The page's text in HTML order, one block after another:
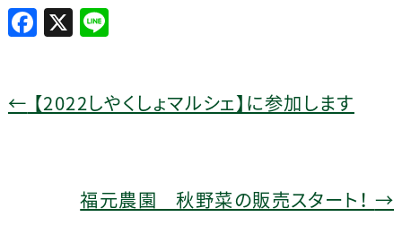
F
a
e
X Li
← 【2022しやくしょマルシェ】に参加します
福元農園 秋野菜の販売スタート！ →